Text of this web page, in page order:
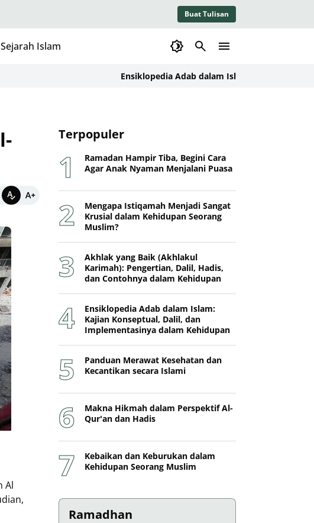
Buat Tulisan
Sejarah Islam
Ensiklopedia Adab dalam Islam: Kajian Konseptual,
Al
Terpopuler
Ramadan Hampir Tiba, Begini Cara
Agar Anak Nyaman Menjalani Puasa
Mengapa Istiqamah Menjadi Sangat
Krusial dalam Kehidupan Seorang
Muslim?
Akhlak yang Baik (Akhlakul
Karimah): Pengertian, Dalil, Hadis,
dan Contohnya dalam Kehidupan
Ensiklopedia Adab dalam Islam:
Kajian Konseptual, Dalil, dan
Implementasinya dalam Kehidupan
Panduan Merawat Kesehatan dan
Kecantikan secara Islami
Makna Hikmah dalam Perspektif Al-
Qur'an dan Hadis
Kebaikan dan Keburukan dalam
Kehidupan Seorang Muslim
Ramadhan